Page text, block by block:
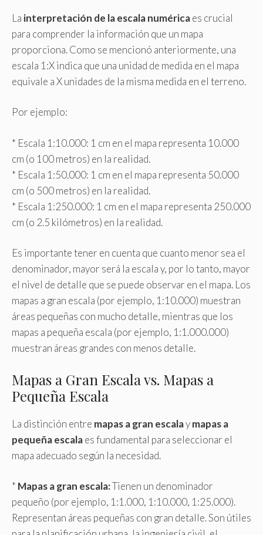
La interpretación de la escala numéricaes crucial
para comprender la información que un mapa
proporciona. Como se mencionó anteriormente, una
escala 1:X indica que una unidad de medida en el mapa
equivale a X unidades de la misma medida en el terreno.
Por ejemplo:
* Escala 1:10.000: 1 cm en el mapa representa 10.000
cm (o 100 metros) en la realidad.
* Escala 1:50.000: 1 cm en el mapa representa 50.000
cm (o 500 metros) en la realidad.
* Escala 1:250.000: 1 cm en el mapa representa 250.000
cm (o 2.5 kilómetros) en la realidad.
Es importante tener en cuenta que cuanto menor sea el
denominador, mayor será la escala y, por lo tanto, mayor
el nivel de detalle que se puede observar en el mapa. Los
mapas a gran escala (por ejemplo, 1:10.000) muestran
áreas pequeñas con mucho detalle, mientras que los
mapas a pequeña escala (por ejemplo, 1:1.000.000)
muestran áreas grandes con menos detalle.
Mapas a Gran Escala vs. Mapas a
Pequeña Escala
La distinción entre mapas a gran escalaymapas a
pequeña escalaes fundamental para seleccionar el
mapa adecuado según la necesidad.
* Mapas a gran escala:Tienen un denominador
pequeño (por ejemplo, 1:1.000, 1:10.000, 1:25.000).
Representan áreas pequeñas con gran detalle. Son útiles